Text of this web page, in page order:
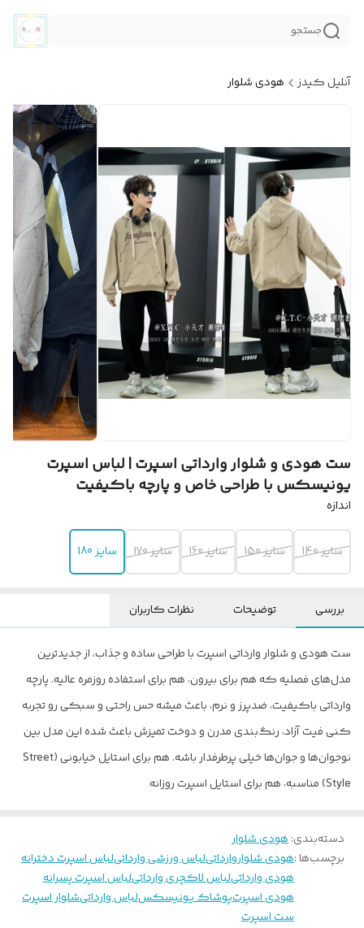
جستجو
آنلیل کیدز هودی شلوار
ست هودی و شلوار وارداتی اسپرت | لباس اسپرت
یونیسکس با طراحی خاص و پارچه باکیفیت
اندازه
سایز 140 سایز 150 سایز 160 سایز 170 سایز 180
بررسی توضیحات نظرات کاربران
ست هودی و شلوار وارداتی اسپرت با طراحی ساده و جذاب، از جدیدترین
مدل‌های فصلیه که هم برای بیرون، هم برای استفاده روزمره عالیه. پارچه
وارداتی باکیفیت، ضدپرز و نرم، باعث میشه حس راحتی و سبکی رو تجربه
کنیفیت آزاد، رنگ‌بندی مدرن و دوخت تمیزش باعث شده این مدل بین
نوجوان‌ها و جوان‌ها خیلی پرطرفدار باشه. هم برای استایل خیابونی (Street
Style) مناسبه، هم برای استایل اسپرت روزانه
دسته‌بندی:هودی شلوار
برچسب‌ها :هودی شلواروارداتیلباس ورزشی وارداتیلباس اسپرت دخترانه
هودی وارداتیلباس لاکچری وارداتیلباس اسپرت پسرانه
هودی اسپرتپوشاک یونیسکسلباس وارداتیشلوار اسپرت
ست اسپرت